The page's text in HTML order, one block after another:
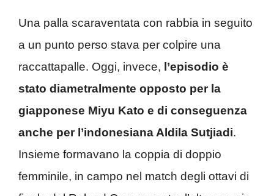
Una palla scaraventata con rabbia in seguito
a un punto perso stava per colpire una
raccattapalle. Oggi, invece, l’episodio è
stato diametralmente opposto per la
giapponese Miyu Kato e di conseguenza
anche per l’indonesiana Aldila Sutjiadi.
Insieme formavano la coppia di doppio
femminile, in campo nel match degli ottavi di